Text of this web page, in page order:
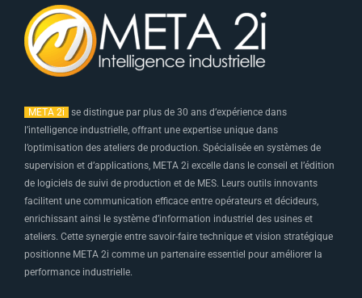
META 2i
se distingue par plus de 30 ans d’expérience dans
l’intelligence industrielle, offrant une expertise unique dans
l’optimisation des ateliers de production. Spécialisée en systèmes de
supervision et d’applications, META 2i excelle dans le conseil et l’édition
de logiciels de suivi de production et de MES. Leurs outils innovants
facilitent une communication efficace entre opérateurs et décideurs,
enrichissant ainsi le système d’information industriel des usines et
ateliers. Cette synergie entre savoir-faire technique et vision stratégique
positionne META 2i comme un partenaire essentiel pour améliorer la
performance industrielle.